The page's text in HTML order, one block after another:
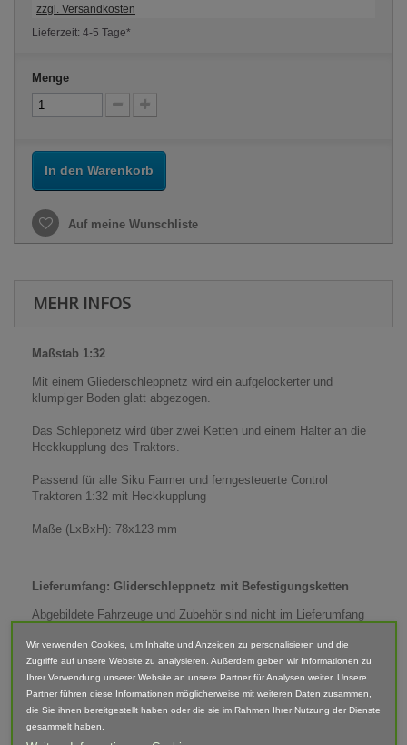
zzgl. Versandkosten
Lieferzeit: 4-5 Tage*
Menge
In den Warenkorb
Auf meine Wunschliste
MEHR INFOS
Maßstab 1:32
Mit einem Gliederschleppnetz wird ein aufgelockerter und
klumpiger Boden glatt abgezogen.
Das Schleppnetz wird über zwei Ketten und einem Halter an die
Heckkupplung des Traktors.
Passend für alle Siku Farmer und ferngesteuerte Control
Traktoren 1:32 mit Heckkupplung
Maße (LxBxH): 78x123 mm
Lieferumfang: Gliderschleppnetz mit Befestigungsketten
Abgebildete Fahrzeuge und Zubehör sind nicht im Lieferumfang
Der Artikel ist im 3D-Druck-Verfahren gefertigt und von Hand
nach bearbeitet. Daher können Form, Farbe und Ausführung
abweichen.
Warnhinweis
Wir verwenden Cookies, um Inhalte und Anzeigen zu personalisieren und die
Zugriffe auf unsere Website zu analysieren. Außerdem geben wir Informationen zu
Ihrer Verwendung unserer Website an unsere Partner für Analysen weiter. Unsere
Partner führen diese Informationen möglicherweise mit weiteren Daten zusammen,
die Sie ihnen bereitgestellt haben oder die sie im Rahmen Ihrer Nutzung der Dienste
gesammelt haben.